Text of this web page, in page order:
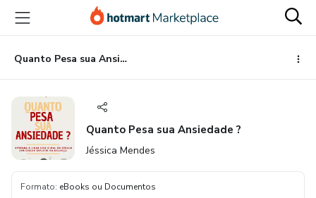
para
conteúdo
principal
para
pagamento
para
rodapé
Quanto Pesa sua Ansiedade ?
Quanto Pesa sua Ansiedade ?
Jéssica Mendes
Formato: eBooks ou Documentos